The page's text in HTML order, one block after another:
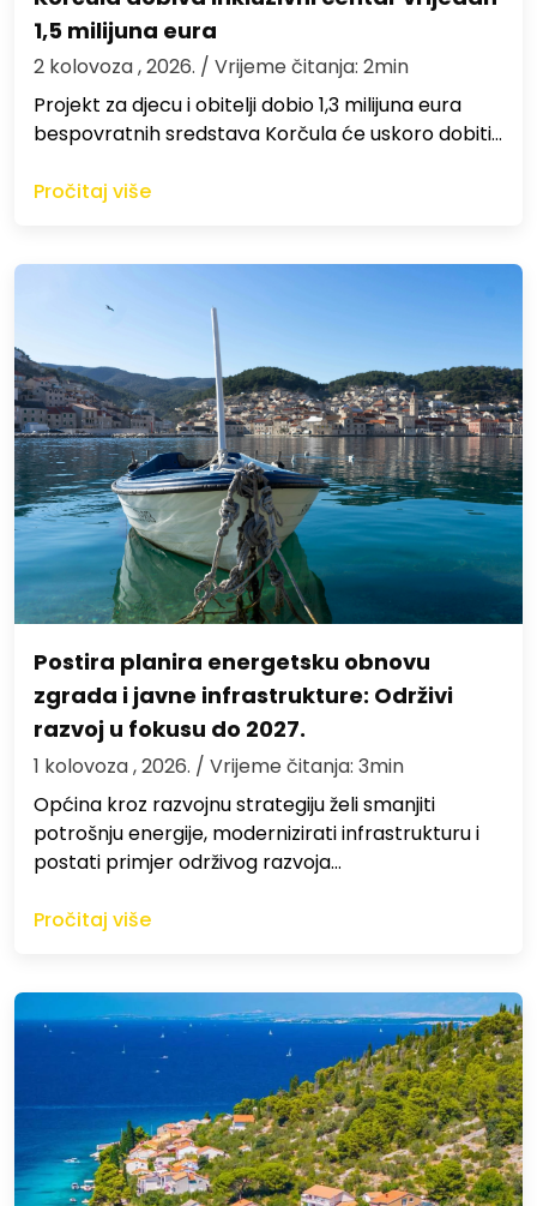
1,5 milijuna eura
2 kolovoza , 2026. / Vrijeme čitanja: 2min
Projekt za djecu i obitelji dobio 1,3 milijuna eura
bespovratnih sredstava Korčula će uskoro dobiti…
Pročitaj više
Postira planira energetsku obnovu
zgrada i javne infrastrukture: Održivi
razvoj u fokusu do 2027.
1 kolovoza , 2026. / Vrijeme čitanja: 3min
Općina kroz razvojnu strategiju želi smanjiti
potrošnju energije, modernizirati infrastrukturu i
postati primjer održivog razvoja…
Pročitaj više